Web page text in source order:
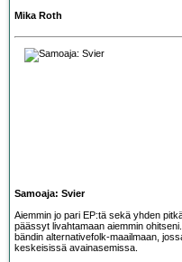
Mika Roth
Samoaja: Svier
Aiemmin jo pari EP:tä sekä yhden
päässyt livahtamaan aiemmin
bändin alternativefolk-maailmaan,
keskeisissä avainasemissa.